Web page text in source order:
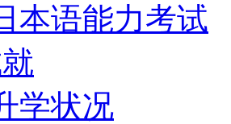
本语能力考试
学状况